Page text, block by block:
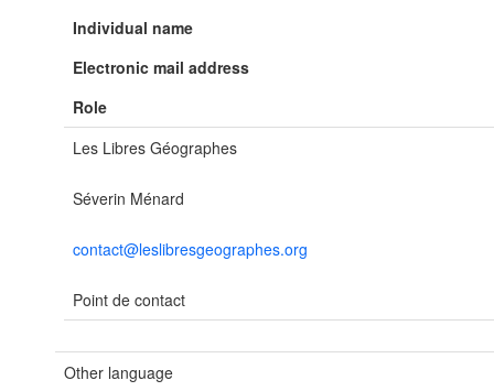
Individual name
Electronic mail address
Role
Les Libres Géographes
Séverin Ménard
contact@leslibresgeographes.org
Point de contact
Other language